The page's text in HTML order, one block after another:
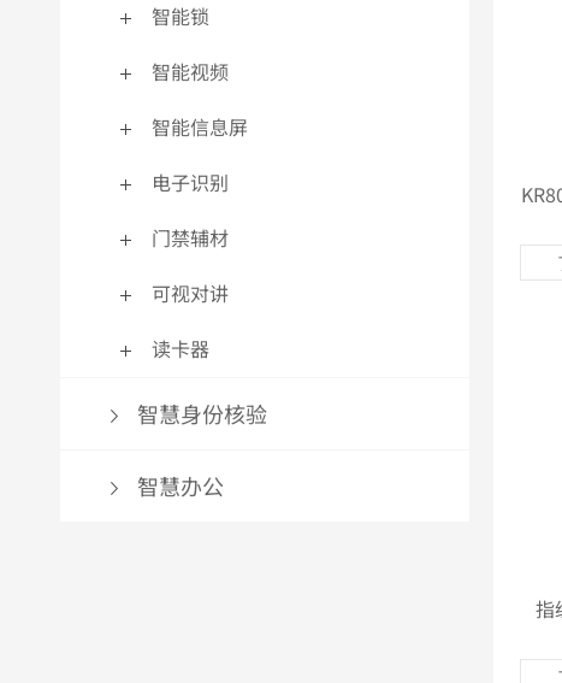
射频卡读卡器
更多>>
智能锁
智能视频
智能信息屏
电子识别
门禁辅材
可视对讲
读卡器
智慧身份核验
智慧办公
指